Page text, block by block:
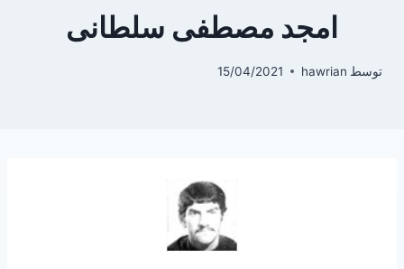
امجد مصطفی سلطانی
توسط hawrian
15/04/2021